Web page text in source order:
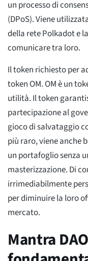
un processo di
(DPoS). Viene
della rete Polkadot e
comunicare tra loro.
Il token richiesto per
token OM. OM è un
utilità. Il token
partecipazione al
gioco di salvataggio
più raro, viene anche
un portafoglio senza
masterizzazione. Di
irrimediabilmente
per diminuire la loro
mercato.
Mantra